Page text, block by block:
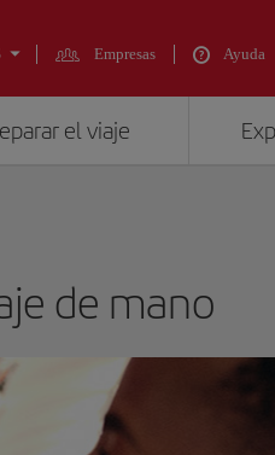
Empresas Ayuda
el viaje
de mano